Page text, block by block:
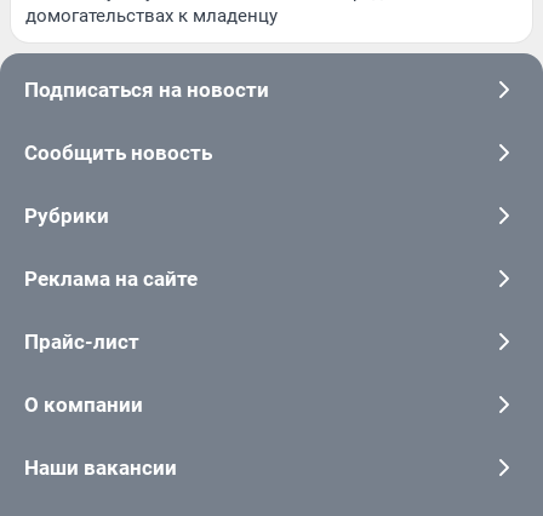
домогательствах к младенцу
Подписаться на новости
Сообщить новость
Рубрики
Реклама на сайте
Прайс-лист
О компании
Наши вакансии